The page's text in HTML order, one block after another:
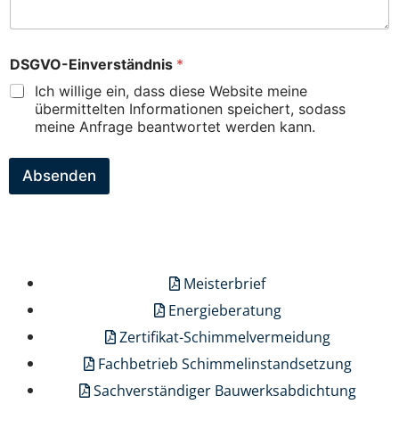
DSGVO-Einverständnis *
Ich willige ein, dass diese Website meine
übermittelten Informationen speichert, sodass
meine Anfrage beantwortet werden kann.
Absenden
Meisterbrief
Energieberatung
Zertifikat-Schimmelvermeidung
Fachbetrieb Schimmelinstandsetzung
Sachverständiger Bauwerksabdichtung